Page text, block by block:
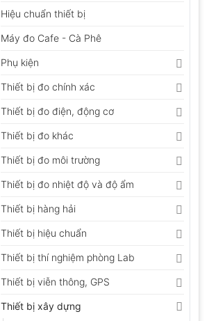
Hiệu chuẩn thiết bị
Máy đo Cafe - Cà Phê
Phụ kiện
Thiết bị đo chính xác
Thiết bị đo điện, động cơ
Thiết bị đo khác
Thiết bị đo môi trường
Thiết bị đo nhiệt độ và độ ẩm
Thiết bị hàng hải
Thiết bị hiệu chuẩn
Thiết bị thí nghiệm phòng Lab
Thiết bị viễn thông, GPS
Thiết bị xây dựng